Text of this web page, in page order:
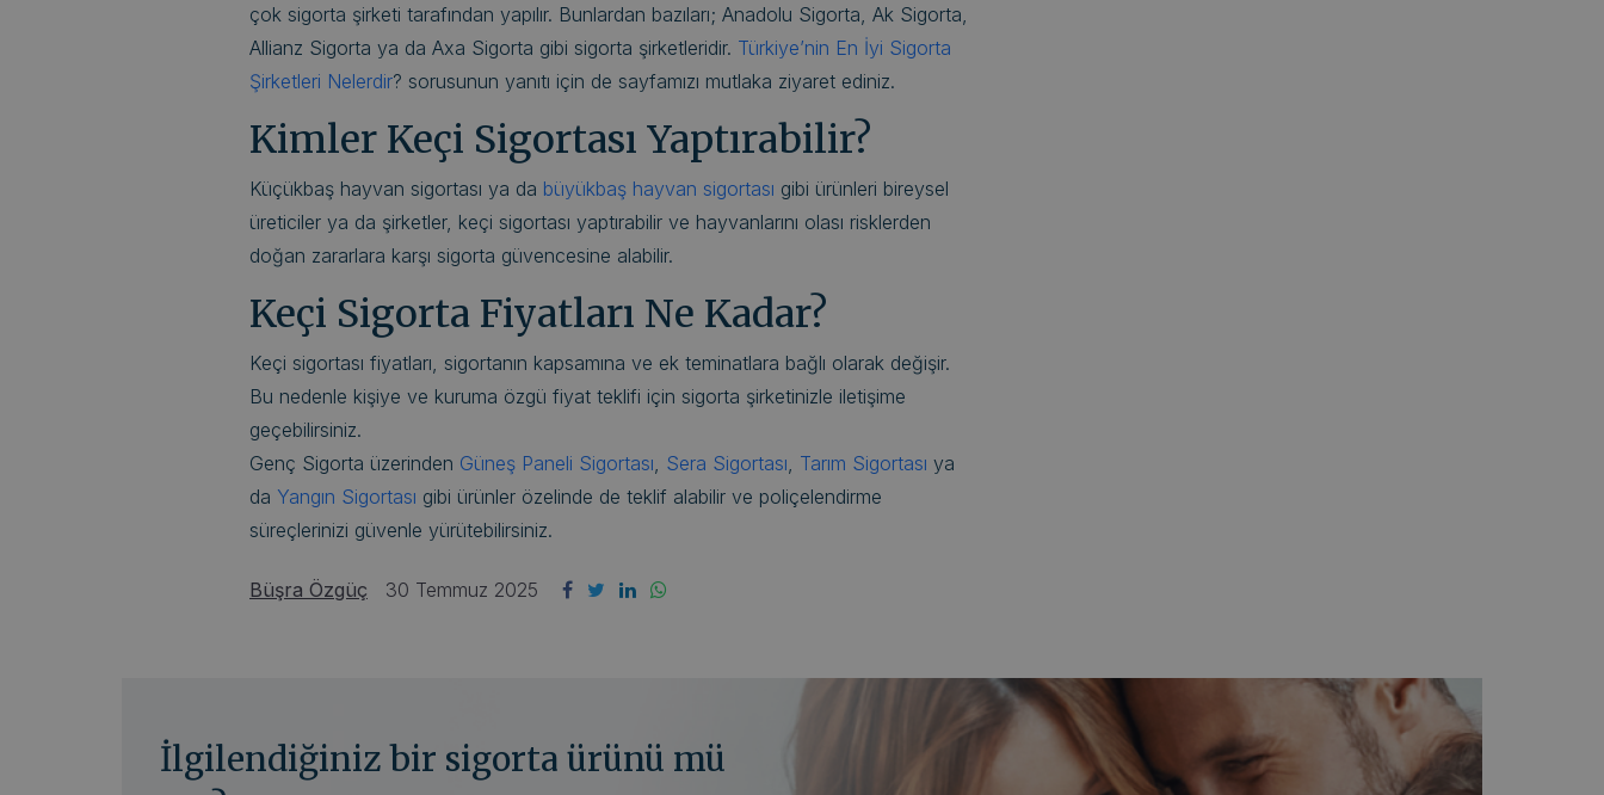
çok sigorta şirketi tarafından yapılır. Bunlardan bazıları; Anadolu Sigorta, Ak Sigorta,
Allianz Sigorta ya da Axa Sigorta gibi sigorta şirketleridir. Türkiye’nin En İyi Sigorta
Şirketleri Nelerdir? sorusunun yanıtı için de sayfamızı mutlaka ziyaret ediniz.
Kimler Keçi Sigortası Yaptırabilir?
Küçükbaş hayvan sigortası ya da büyükbaş hayvan sigortası gibi ürünleri bireysel
üreticiler ya da şirketler, keçi sigortası yaptırabilir ve hayvanlarını olası risklerden
doğan zararlara karşı sigorta güvencesine alabilir.
Keçi Sigorta Fiyatları Ne Kadar?
Keçi sigortası fiyatları, sigortanın kapsamına ve ek teminatlara bağlı olarak değişir.
Bu nedenle kişiye ve kuruma özgü fiyat teklifi için sigorta şirketinizle iletişime
geçebilirsiniz.
Genç Sigorta üzerinden Güneş Paneli Sigortası Sera Sigortası Tarım Sigortası ya
da Yangın Sigortası gibi ürünler özelinde de teklif alabilir ve poliçelendirme
süreçlerinizi güvenle yürütebilirsiniz.
Büşra Özgüç 30 Temmuz 2025
İlgilendiğiniz bir sigorta ürünü mü